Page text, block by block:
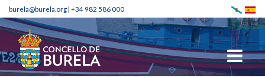
burela@burela.org| +34 982 586 000